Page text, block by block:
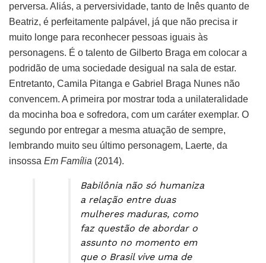
perversa. Aliás, a perversividade, tanto de Inês quanto de
Beatriz, é perfeitamente palpável, já que não precisa ir
muito longe para reconhecer pessoas iguais às
personagens. É o talento de Gilberto Braga em colocar a
podridão de uma sociedade desigual na sala de estar.
Entretanto, Camila Pitanga e Gabriel Braga Nunes não
convencem. A primeira por mostrar toda a unilateralidade
da mocinha boa e sofredora, com um caráter exemplar. O
segundo por entregar a mesma atuação de sempre,
lembrando muito seu último personagem, Laerte, da
insossa Em Família (2014).
Babilônia não só humaniza
a relação entre duas
mulheres maduras, como
faz questão de abordar o
assunto no momento em
que o Brasil vive uma de